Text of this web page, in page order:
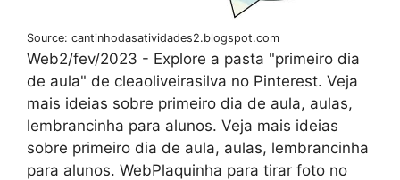
Source: cantinhodasatividades2.blogspot.com
Web2/fev/2023 - Explore a pasta "primeiro dia
de aula" de cleaoliveirasilva no Pinterest. Veja
mais ideias sobre primeiro dia de aula, aulas,
lembrancinha para alunos. Veja mais ideias
sobre primeiro dia de aula, aulas, lembrancinha
para alunos. WebPlaquinha para tirar foto no